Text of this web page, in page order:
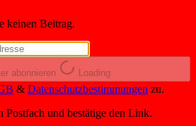
keinen Beitrag.
abonnieren Loading
& Datenschutzbestimmungen zu.
Postfach und bestätige den Link.